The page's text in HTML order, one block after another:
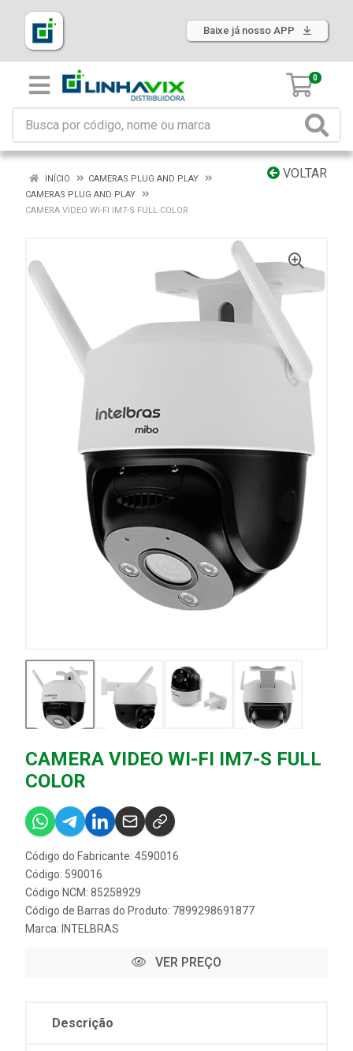
Baixe já nosso APP
0
VOLTAR
INÍCIO
CAMERAS PLUG AND PLAY
CAMERAS PLUG AND PLAY
CAMERA VIDEO WI-FI IM7-S FULL COLOR
CAMERA VIDEO WI-FI IM7-S FULL
COLOR
Código do Fabricante: 4590016
Código: 590016
Código NCM: 85258929
Código de Barras do Produto: 7899298691877
Marca: INTELBRAS
VER PREÇO
Descrição